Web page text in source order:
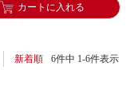
カートに入れる
新着順 6件中 1-6件表示